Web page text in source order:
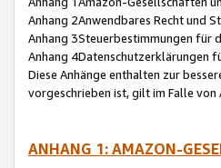
Anhang 2Anwendbares Recht und
Anhang 3Steuerbestimmungen für
Anhang 4Datenschutzerklärungen
Diese Anhänge enthalten zur
vorgeschrieben ist, gilt im Falle von
ANHANG 1: AMAZON-